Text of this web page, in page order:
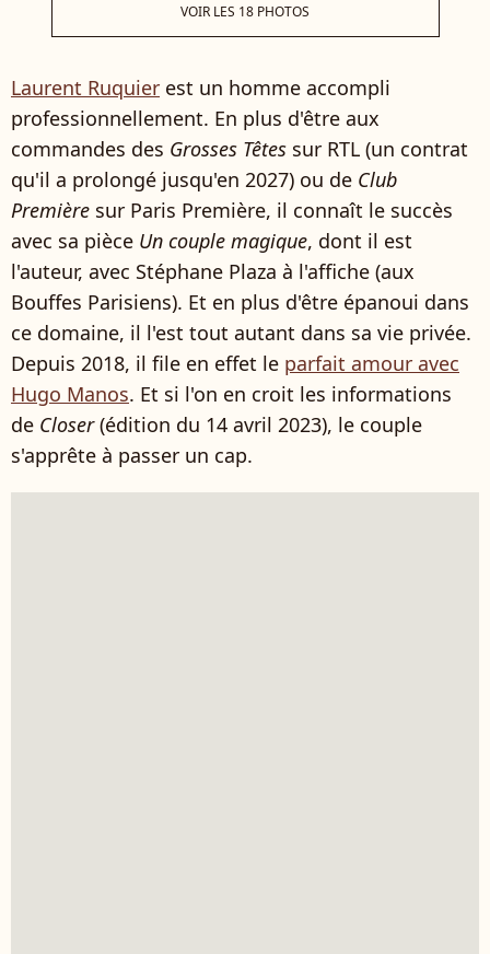
VOIR LES 18 PHOTOS
Laurent Ruquier est un homme accompli
professionnellement. En plus d'être aux
commandes des Grosses Têtes sur RTL (un contrat
qu'il a prolongé jusqu'en 2027) ou de Club
Première sur Paris Première, il connaît le succès
avec sa pièce Un couple magique, dont il est
l'auteur, avec Stéphane Plaza à l'affiche (aux
Bouffes Parisiens). Et en plus d'être épanoui dans
ce domaine, il l'est tout autant dans sa vie privée.
Depuis 2018, il file en effet le parfait amour avec
Hugo Manos. Et si l'on en croit les informations
de Closer(édition du 14 avril 2023), le couple
s'apprête à passer un cap.